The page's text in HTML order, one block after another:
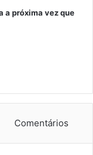
a próxima vez que
Comentários